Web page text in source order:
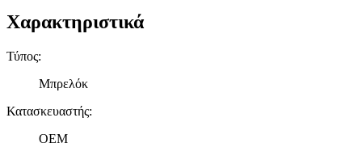
Χαρακτηριστικά
Τύπος:
Μπρελόκ
Κατασκευαστής:
OEM